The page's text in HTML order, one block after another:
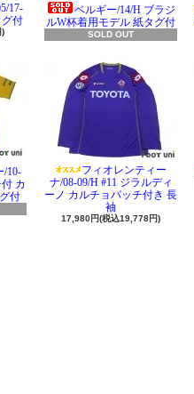
17-
付
)
ベルギー/14/H ブラジ
ルW杯着用モデル 紙タグ付
SOLD OUT
/10-
カ
付
フィオレンティー
ナ/08-09/H #11 ジラルディ
ーノ カルチョパッチ付き 長
袖
17,980円(税込19,778円)